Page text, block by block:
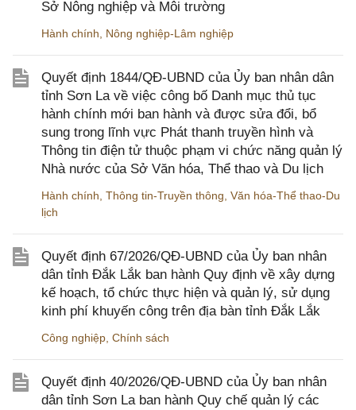
Sở Nông nghiệp và Môi trường
Hành chính Nông nghiệp-Lâm nghiệp
Quyết định 1844/QĐ-UBND của Ủy ban nhân dân
tỉnh Sơn La về việc công bố Danh mục thủ tục
hành chính mới ban hành và được sửa đổi, bổ
sung trong lĩnh vực Phát thanh truyền hình và
Thông tin điện tử thuộc phạm vi chức năng quản lý
Nhà nước của Sở Văn hóa, Thể thao và Du lịch
Hành chính Thông tin-Truyền thông Văn hóa-Thể thao-Du
lịch
Quyết định 67/2026/QĐ-UBND của Ủy ban nhân
dân tỉnh Đắk Lắk ban hành Quy định về xây dựng
kế hoạch, tổ chức thực hiện và quản lý, sử dụng
kinh phí khuyến công trên địa bàn tỉnh Đắk Lắk
Công nghiệp Chính sách
Quyết định 40/2026/QĐ-UBND của Ủy ban nhân
dân tỉnh Sơn La ban hành Quy chế quản lý các